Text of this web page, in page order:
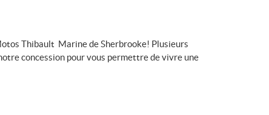
Thibault Marine de Sherbrooke! Plusieurs
concession pour vous permettre de vivre une